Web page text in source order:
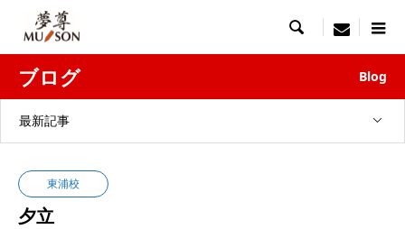
 menu
ブログ Blog
最新記事
東浦校
夕立